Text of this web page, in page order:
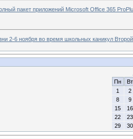
пакет приложений Microsoft Office 365
2-6 ноября во время школьных каникул
Пн
Вт
1
2
8
9
15
16
22
23
29
30